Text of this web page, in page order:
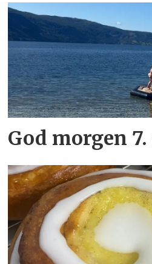
God morgen